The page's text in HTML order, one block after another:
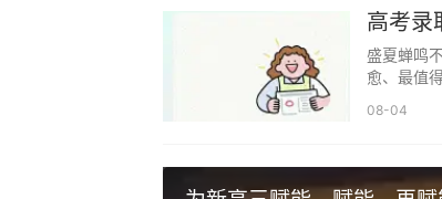
心。
不打扰，守住孩子专注复习的
不施压，护住孩子平稳从容的
家长能给孩子最好的礼物，不
高考录
盛夏蝉鸣
愈、最值
08-04